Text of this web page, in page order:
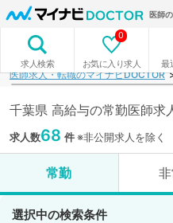
医師
求人検索 お気に入り求人
0
最
医師求人・転職のマイナビDOCTOR
千葉県 高給与の常勤医師求
求人数68 件※非公開求人を除く
常勤
選択中の検索条件